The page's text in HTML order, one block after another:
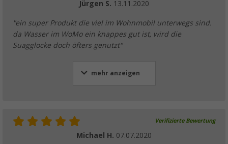
Jürgen S. 13.11.2020
"ein super Produkt die viel im Wohnmobil unterwegs sind.
da Wasser im WoMo ein knappes gut ist, wird die
Suagglocke doch öfters genutzt"
mehr anzeigen
Verifizierte Bewertung
Michael H. 07.07.2020